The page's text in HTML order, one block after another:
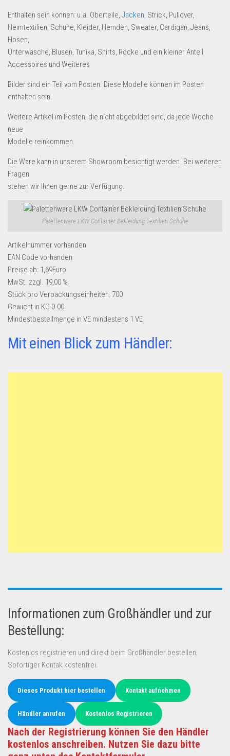
B2B Produkte
Lidl
Anmelden
Kostenlos Registrieren
Newsletter
Enthalten sein können: u.a. Oberteile, Jacken, Strick, Pullover,
Heimtextilien, Schuhe, Kleider, Hemden, Sweater, Cardigan, Jeans,
Hosen,
Unterwäsche, Blusen, Tunika, Shirts, Röcke und ein kleiner Anteil
Accessoires und Weiteres
Bilder sind ein Teil vom Posten. Diese Modelle können im Posten
enthalten sein.
Weitere Artikel im Posten, die nicht abgebildet sind, da jede Woche
neue
Modelle reinkommen.
Die Ware kann in unserem Showroom besichtigt werden. Bei weiteren
Fragen
stehen wir Ihnen gerne zur Verfügung.
Palettenware LKW Container Bekleidung Textilien Schuhe
Artikelnummervorhanden
EAN Code vorhanden
Preise ab: 1,69Euro
MwSt. zzgl. 19,00 %
Stück pro Verpackungseinheiten: 700
Gewicht in KG 0.00
Mindestbestellmenge in VE mindestens 1 VE
Mit einen Blick zum Händler:
Informationen zum Großhändler und zur
Bestellung:
Kostenlos registrieren und direkt beim Großhändler bestellen.
Sofortiger Kontak kostenfrei.
Dieses Produkt hier bestellen Kontakt aufnehmen
Händler anrufen Kostenlos Registrieren
Nach der Registrierung können Sie den Händler
kostenlos anschreiben. Nutzen Sie dazu bitte